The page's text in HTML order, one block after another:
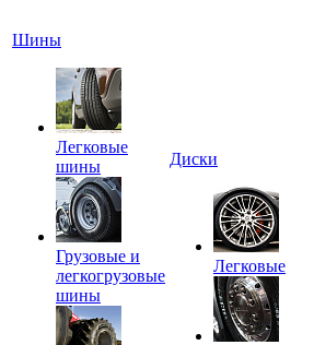
Шины
Легковые
шины
Грузовые и
легкогрузовые
шины
Диски
Легковые